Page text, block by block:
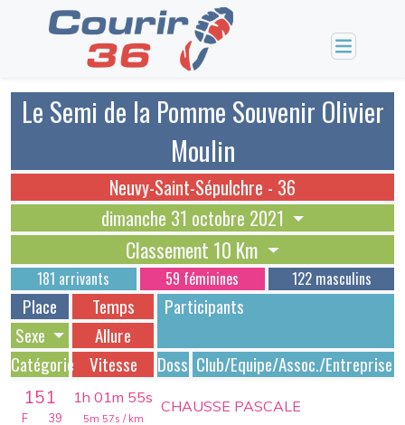
Le Semi de la Pomme Souvenir Olivier
Moulin
dimanche 31 octobre 2021
Neuvy-Saint-Sépulchre - 36
Classement 10 Km
181 arrivants 59 féminines 122 masculins
Place Temps
Dossards
Participants
Allure
Vitesse
Sexe
Catégorie
Club/Equipe/Assoc./Entreprise
151 1h 01m 55s CHAUSSE PASCALE
5m 57s / km
F
39